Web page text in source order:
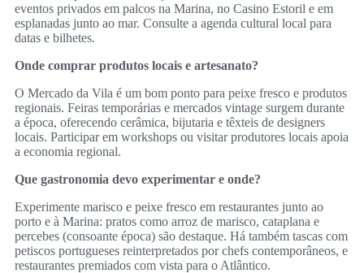
eventos privados em palcos na Marina, no Casino Estoril e em
esplanadas junto ao mar. Consulte a agenda cultural local para
datas e bilhetes.
Onde comprar produtos locais e artesanato?
O Mercado da Vila é um bom ponto para peixe fresco e produtos
regionais. Feiras temporárias e mercados vintage surgem durante
a época, oferecendo cerâmica, bijutaria e têxteis de designers
locais. Participar em workshops ou visitar produtores locais apoia
a economia regional.
Que gastronomia devo experimentar e onde?
Experimente marisco e peixe fresco em restaurantes junto ao
porto e à Marina: pratos como arroz de marisco, cataplana e
percebes (consoante época) são destaque. Há também tascas com
petiscos portugueses reinterpretados por chefs contemporâneos, e
restaurantes premiados com vista para o Atlântico.